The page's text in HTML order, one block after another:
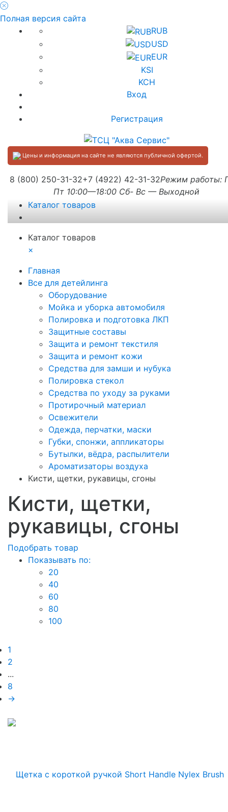
Полная версия сайта
RUB
USD
EUR
KSI
KCH
Вход
Регистрация
Цены и информация на сайте не являются публичной офертой.
8 (800) 250-31-32+7 (4922) 42-31-32Режим работы:
Пт 10:00—18:00 Сб- Вс — Выходной
Каталог товаров
Каталог товаров
×
Главная
Все для детейлинга
Оборудование
Мойка и уборка автомобиля
Полировка и подготовка ЛКП
Защитные составы
Защита и ремонт текстиля
Защита и ремонт кожи
Средства для замши и нубука
Полировка стекол
Средства по уходу за руками
Протирочный материал
Освежители
Одежда, перчатки, маски
Губки, спонжи, аппликаторы
Бутылки, вёдра, распылители
Ароматизаторы воздуха
Кисти, щетки, рукавицы, сгоны
Кисти, щетки,
рукавицы, сгоны
Подобрать товар
Показывать по:
20
40
60
80
100
1
2
...
8
→